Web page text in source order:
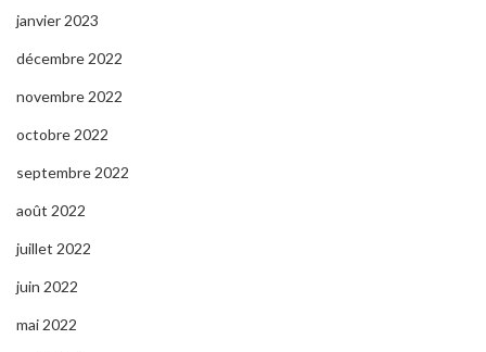
janvier 2023
décembre 2022
novembre 2022
octobre 2022
septembre 2022
août 2022
juillet 2022
juin 2022
mai 2022